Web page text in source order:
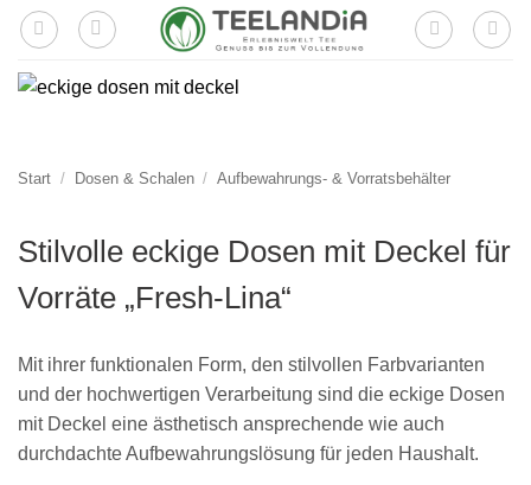
Zum
Inhalt
springen
Start / Dosen & Schalen / Aufbewahrungs- & Vorratsbehälter
Stilvolle eckige Dosen mit Deckel für
Vorräte „Fresh-Lina“
Mit ihrer funktionalen Form, den stilvollen Farbvarianten
und der hochwertigen Verarbeitung sind die eckige Dosen
mit Deckel eine ästhetisch ansprechende wie auch
durchdachte Aufbewahrungslösung für jeden Haushalt.